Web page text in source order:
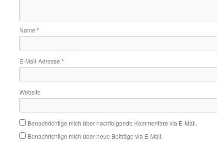
Name *
E-Mail-Adresse *
Website
Benachrichtige mich über nachfolgende Kommentare via E-Mail.
Benachrichtige mich über neue Beiträge via E-Mail.